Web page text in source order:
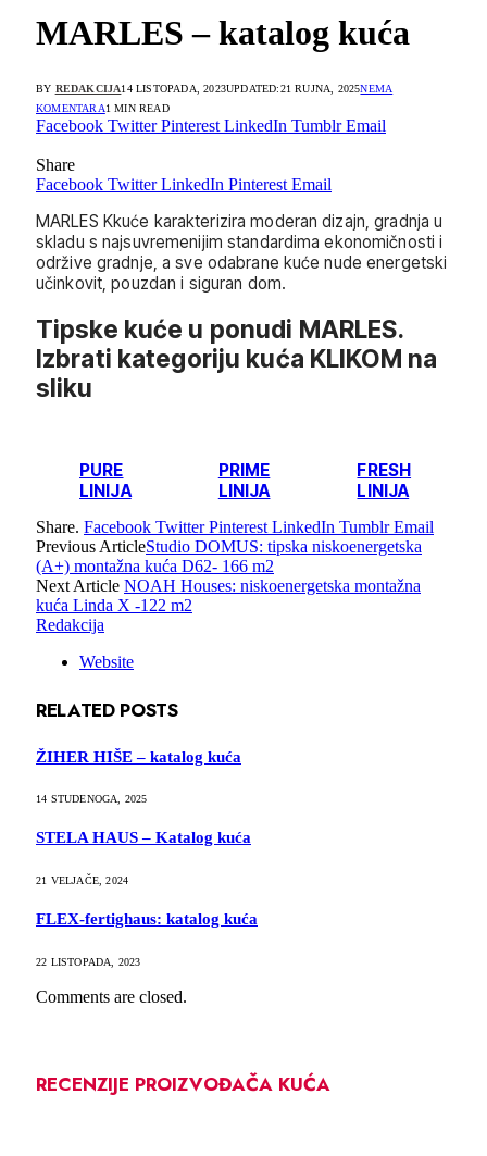
MARLES – katalog kuća
BY REDAKCIJA14 LISTOPADA, 2023UPDATED:21 RUJNA, 2025NEMA
KOMENTARA1 MIN READ
Facebook Twitter Pinterest LinkedIn Tumblr Email
Share
Facebook Twitter LinkedIn Pinterest Email
MARLES Kkuće karakterizira moderan dizajn, gradnja u
skladu s najsuvremenijim standardima ekonomičnosti i
održive gradnje, a sve odabrane kuće nude energetski
učinkovit, pouzdan i siguran dom.
Tipske kuće u ponudi MARLES.
Izbrati kategoriju kuća KLIKOM na
sliku
PURE
LINIJA
PRIME
LINIJA
FRESH
LINIJA
Share. Facebook Twitter Pinterest LinkedIn Tumblr Email
Previous ArticleStudio DOMUS: tipska niskoenergetska
(A+) montažna kuća D62- 166 m2
Next Article NOAH Houses: niskoenergetska montažna
kuća Linda X -122 m2
Redakcija
Website
RELATED POSTS
ŽIHER HIŠE – katalog kuća
14 STUDENOGA, 2025
STELA HAUS – Katalog kuća
21 VELJAČE, 2024
FLEX-fertighaus: katalog kuća
22 LISTOPADA, 2023
Comments are closed.
RECENZIJE PROIZVOĐAČA KUĆA